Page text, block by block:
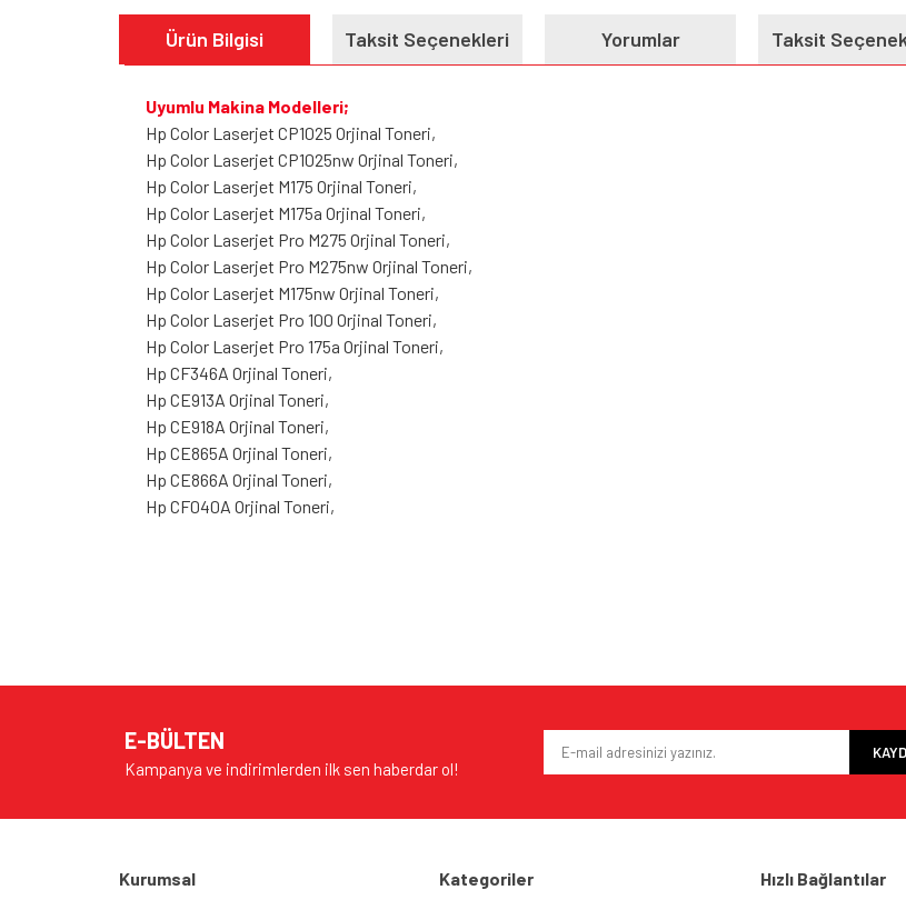
Ürün Bilgisi Taksit Seçenekleri Yorumlar Taksit
Uyumlu Makina Modelleri;
Hp Color Laserjet CP1025 Orjinal Toneri,
Hp Color Laserjet CP1025nw Orjinal Toneri,
Hp Color Laserjet M175 Orjinal Toneri,
Hp Color Laserjet M175a Orjinal Toneri,
Hp Color Laserjet Pro M275 Orjinal Toneri,
Hp Color Laserjet Pro M275nw Orjinal Toneri,
Hp Color Laserjet M175nw Orjinal Toneri,
Hp Color Laserjet Pro 100 Orjinal Toneri,
Hp Color Laserjet Pro 175a Orjinal Toneri,
Hp CF346A Orjinal Toneri,
Hp CE913A Orjinal Toneri,
Hp CE918A Orjinal Toneri,
Hp CE865A Orjinal Toneri,
Hp CE866A Orjinal Toneri,
Hp CF040A Orjinal Toneri,
Ürün resmi kalitesiz, bozuk veya görüntülenemiyor.
Ürün bilgilerinde hatalar bulunuyor.
E-BÜLTEN
Kampanya ve indirimlerden ilk sen haberdar ol!
Kurumsal Kategoriler Hızlı Bağlantılar